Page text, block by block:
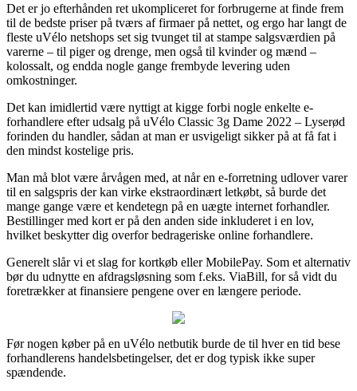
Det er jo efterhånden ret ukompliceret for forbrugerne at finde frem
til de bedste priser på tværs af firmaer på nettet, og ergo har langt de
fleste uVélo netshops set sig tvunget til at stampe salgsværdien på
varerne – til piger og drenge, men også til kvinder og mænd –
kolossalt, og endda nogle gange frembyde levering uden
omkostninger.
Det kan imidlertid være nyttigt at kigge forbi nogle enkelte e-
forhandlere efter udsalg på uVélo Classic 3g Dame 2022 – Lyserød
forinden du handler, sådan at man er usvigeligt sikker på at få fat i
den mindst kostelige pris.
Man må blot være årvågen med, at når en e-forretning udlover varer
til en salgspris der kan virke ekstraordinært letkøbt, så burde det
mange gange være et kendetegn på en uægte internet forhandler.
Bestillinger med kort er på den anden side inkluderet i en lov,
hvilket beskytter dig overfor bedrageriske online forhandlere.
Generelt slår vi et slag for kortkøb eller MobilePay. Som et alternativ
bør du udnytte en afdragsløsning som f.eks. ViaBill, for så vidt du
foretrækker at finansiere pengene over en længere periode.
Før nogen køber på en uVélo netbutik burde de til hver en tid bese
forhandlerens handelsbetingelser, det er dog typisk ikke super
spændende.